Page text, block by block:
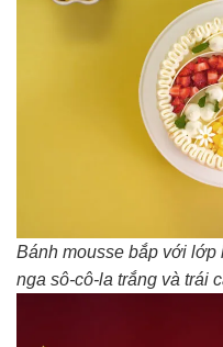
Bánh mousse bắp với lớp
nga sô-cô-la trắng và trái